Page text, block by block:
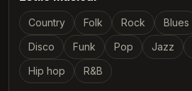
Country Folk Rock Blues
Disco
Funk Pop Jazz
Hip hop
R&B